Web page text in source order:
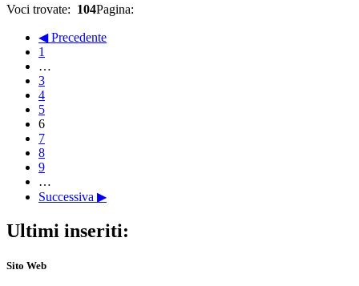
Voci trovate: 104Pagina:
◀ Precedente
1
…
3
4
5
6
7
8
9
…
Successiva ▶
Ultimi inseriti:
Sito Web